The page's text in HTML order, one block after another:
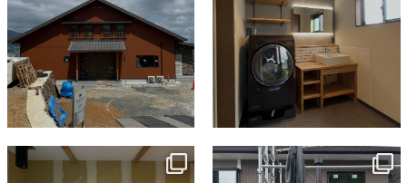
tomohouseinc
tomohouseinc
6月 3